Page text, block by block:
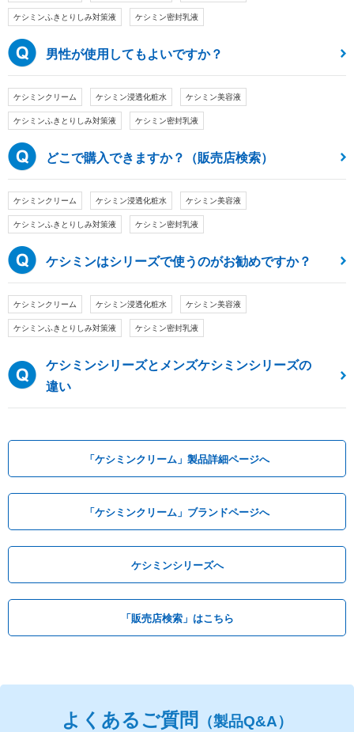
ケシミンふきとりしみ対策液 ケシミン密封乳液
男性が使用してもよいですか？
ケシミンクリーム ケシミン浸透化粧水 ケシミン美容液
ケシミンふきとりしみ対策液 ケシミン密封乳液
どこで購入できますか？（販売店検索）
ケシミンクリーム ケシミン浸透化粧水 ケシミン美容液
ケシミンふきとりしみ対策液 ケシミン密封乳液
ケシミンはシリーズで使うのがお勧めですか？
ケシミンクリーム ケシミン浸透化粧水 ケシミン美容液
ケシミンふきとりしみ対策液 ケシミン密封乳液
ケシミンシリーズとメンズケシミンシリーズの
違い
「ケシミンクリーム」製品詳細ページへ
「ケシミンクリーム」ブランドページへ
ケシミンシリーズへ
「販売店検索」はこちら
よくあるご質問 （製品Q&A）